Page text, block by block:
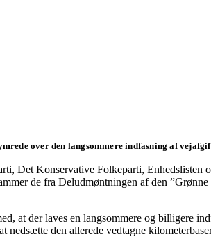
over den langsommere indfasning af
Det Konservative Folkeparti,
de fra Deludmøntningen af den
at der laves en langsommere og billigere
den allerede vedtagne